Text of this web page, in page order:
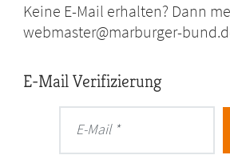
Keine E-Mail erhalten? Dann
webmaster@marburger-
E-Mail Verifizierung
E-Mail